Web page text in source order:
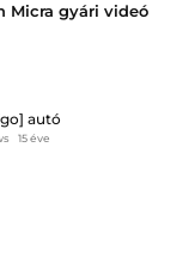
Micra gyári videó
autó
15 éve